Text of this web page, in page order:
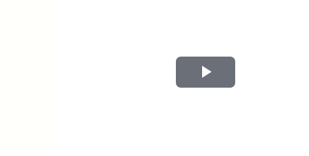
Play